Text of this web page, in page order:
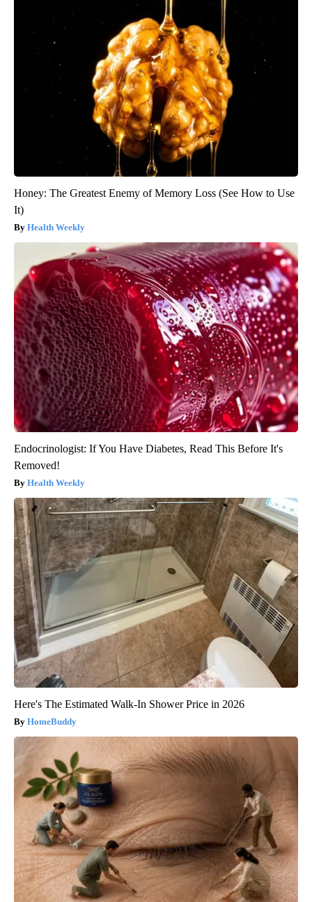
Honey: The Greatest Enemy of Memory Loss (See How to Use
It)
Health Weekly
Endocrinologist: If You Have Diabetes, Read This Before It's
Removed!
Health Weekly
Here's The Estimated Walk-In Shower Price in 2026
HomeBuddy